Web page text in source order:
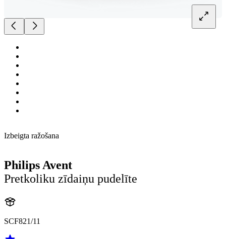
Izbeigta ražošana
Philips Avent
Pretkoliku zīdaiņu pudelīte
SCF821/11